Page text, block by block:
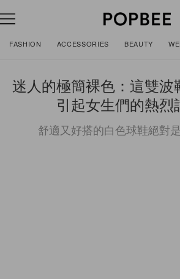
FASHION ACCESSORIES BEAUTY
迷人的極簡裸色：這雙波
引起女生們的熱烈
舒適又好搭的白色球鞋絕對